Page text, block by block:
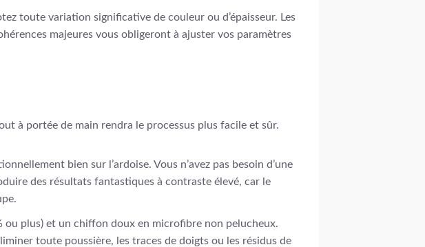
toute variation significative de couleur ou d’épaisseur. Les
majeures vous obligeront à ajuster vos paramètres
à portée de main rendra le processus plus facile et sûr.
bien sur l’ardoise. Vous n’avez pas besoin d’une
des résultats fantastiques à contraste élevé, car le
ou plus) et un chiffon doux en microfibre non pelucheux.
toute poussière, les traces de doigts ou les résidus de